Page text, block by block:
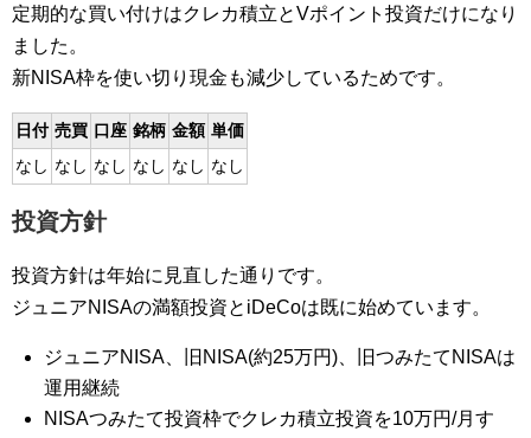
定期的な買い付けはクレカ積立とVポイント投資だけになり
ました。
新NISA枠を使い切り現金も減少しているためです。
日付 売買 口座 銘柄 金額 単価
なし なし なし なし なし なし
投資方針
投資方針は年始に見直した通りです。
ジュニアNISAの満額投資とiDeCoは既に始めています。
ジュニアNISA、旧NISA(約25万円)、旧つみたてNISAは
運用継続
NISAつみたて投資枠でクレカ積立投資を10万円/月す